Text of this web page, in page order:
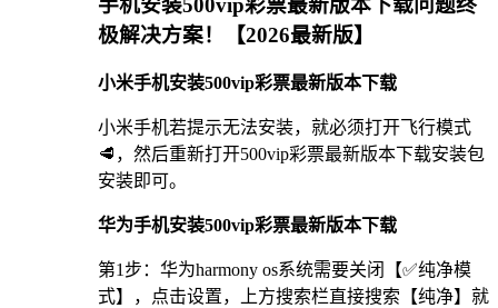
极解决方案！【2026最新版】
小米手机安装500vip彩票最新版本下载
小米手机若提示无法安装，就必须打开飞行模式
🥩，然后重新打开500vip彩票最新版本下载安装包
安装即可。
华为手机安装500vip彩票最新版本下载
第1步：华为harmony os系统需要关闭【✅纯净模
式】，点击设置，上方搜索栏直接搜索【纯净】就